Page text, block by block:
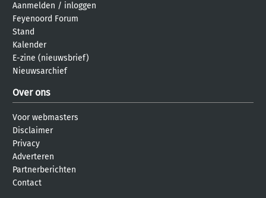
Aanmelden / inloggen
Feyenoord Forum
Stand
Kalender
E-zine (nieuwsbrief)
Nieuwsarchief
Over ons
Voor webmasters
Disclaimer
Privacy
Adverteren
Partnerberichten
Contact